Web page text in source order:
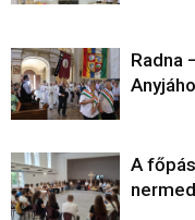
Radna
A